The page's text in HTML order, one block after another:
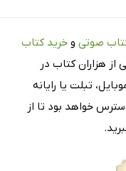
صوتی و خرید کتاب
از هزاران کتاب در
تبلت یا رایانه
خواهد بود تا از